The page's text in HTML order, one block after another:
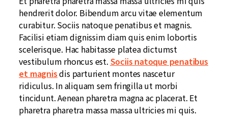
hendrerit dolor. Bibendum arcu vitae elementum
curabitur. Sociis natoque penatibus et magnis.
Facilisi etiam dignissim diam quis enim lobortis
scelerisque. Hac habitasse platea dictumst
vestibulum rhoncus est. Sociis natoque penatibus
et magnisdis parturient montes nascetur
ridiculus. In aliquam sem fringilla ut morbi
tincidunt. Aenean pharetra magna ac placerat. Et
pharetra pharetra massa massa ultricies mi quis.